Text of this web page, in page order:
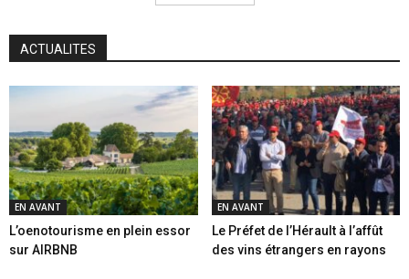
ACTUALITES
EN AVANT
L’oenotourisme en plein essor
sur AIRBNB
EN AVANT
Le Préfet de l’Hérault à l’affût
des vins étrangers en rayons